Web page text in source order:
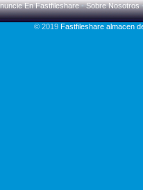
En Fastfileshare-Sobre Nosotros
© 2019Fastfileshare almacen